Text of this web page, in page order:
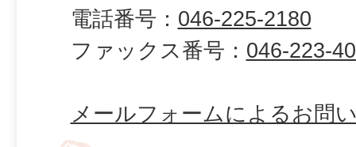
電話番号： 046-225-2180
ファックス番号： 046-223-
メールフォームによるお問